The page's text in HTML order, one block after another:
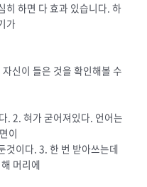
히 하면 다 효과 있습니다. 하
가
신이 들은 것을 확인해볼 수
. 2. 혀가 굳어져있다. 언어는
이
것이다. 3. 한 번 받아쓰는데
머리에